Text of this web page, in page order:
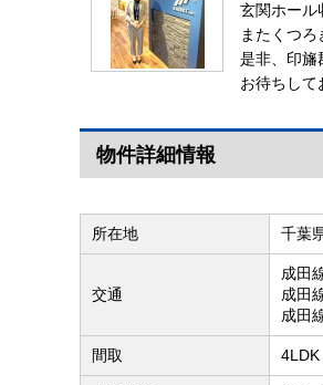
玄関ホール
またくつろ
是非、印旛
お待ちして
物件詳細情報
所在地 千葉
交通
成田
成田
成田
間取